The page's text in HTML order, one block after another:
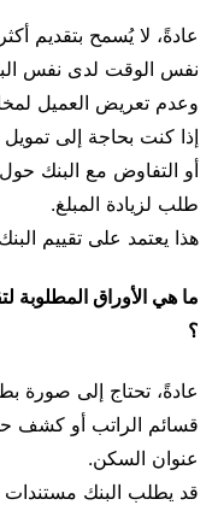
عادةً، لا يُسمح
نفس الوقت لدى نفس
وعدم تعريض العميل
إذا كنت بحاجة إلى
أو التفاوض مع البنك
طلب لزيادة المبلغ.
هذا يعتمد على تقييم
ما هي الأوراق
؟
عادةً، تحتاج إلى صورة
عنوان السكن.
قد يطلب البنك